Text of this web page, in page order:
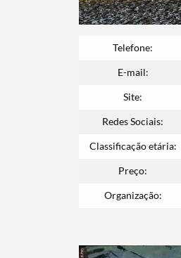
Telefone:
E-mail:
Site:
Redes Sociais:
Classificação etária:
Preço:
Organização: